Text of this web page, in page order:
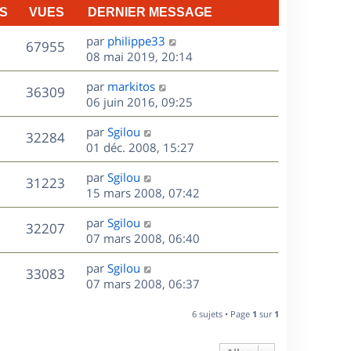
VUES DERNIER MESSAGE
67955V
u
D
e
r
n
i
e
r
m
e
s
s
a
g
e
par philippe33
08 mai 2019, 20:14
36309V
u
s
D
e
r
n
i
e
r
m
e
s
s
a
g
e
par markitos
06 juin 2016, 09:25
32284V
u
e
s
D
e
r
n
i
e
r
m
e
s
s
par Sgilou
01 déc. 2008, 15:27
31223V
u
s
D
e
r
n
i
e
r
m
par Sgilou
15 mars 2008, 07:42
32207V
u
e
D
e
r
n
i
par Sgilou
07 mars 2008, 06:40
33083V
D
e
par Sgilou
07 mars 2008, 06:37
6 sujets • Page 1 sur 1